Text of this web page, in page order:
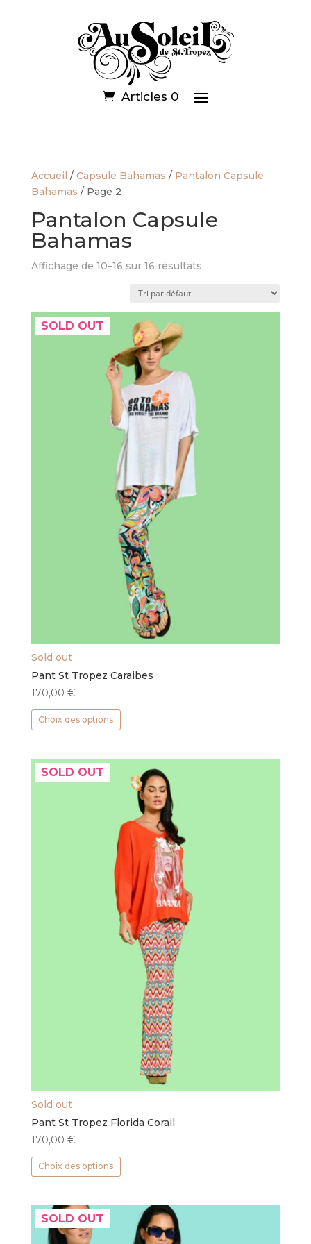
Articles 0
Accueil / Capsule Bahamas / Pantalon Capsule
Bahamas / Page 2
Pantalon Capsule
Bahamas
Affichage de 10–16 sur 16 résultats
SOLD OUT
Sold out
Pant St Tropez Caraibes
170,00 €
Choix des options
Ce
plusieurs
variations.
Les
options
peuvent
être
choisies
sur
page
du
produit
SOLD OUT
Sold out
Pant St Tropez Florida Corail
170,00 €
Choix des options
Ce
plusieurs
variations.
Les
SOLD OUT